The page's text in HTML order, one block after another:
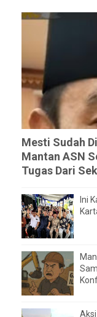
Mesti Sudah
Mantan ASN
Tugas Dari
Ini